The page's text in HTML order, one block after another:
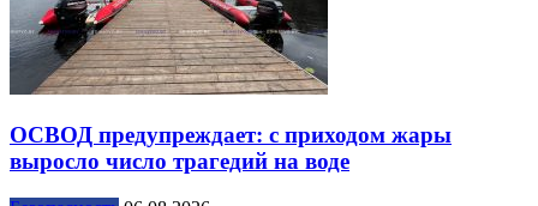
ОСВОД предупреждает: с приходом жары
выросло число трагедий на воде